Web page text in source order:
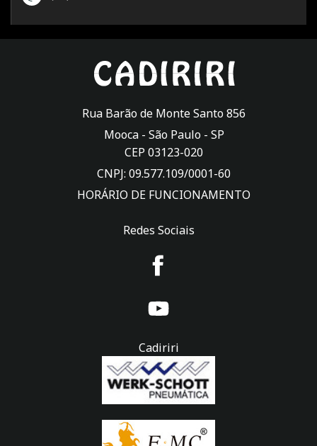
Rua Barão de Monte Santo 856
Mooca - São Paulo- SP
CEP 03123-020
CNPJ: 09.577.109/0001-60
HORÁRIO DE FUNCIONAMENTO
Redes Sociais
Cadiriri